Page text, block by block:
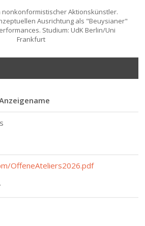
nonkonformistischer Aktionskünstler.
Ausrichtung als "Beuysianer"
Studium: UdK Berlin/Uni
Frankfurt
OffeneAteliers2026.pdf